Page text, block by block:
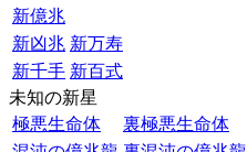
新億兆
新凶兆 新万寿
新千手 新百式
未知の新星
極悪生命体
裏極悪生命体